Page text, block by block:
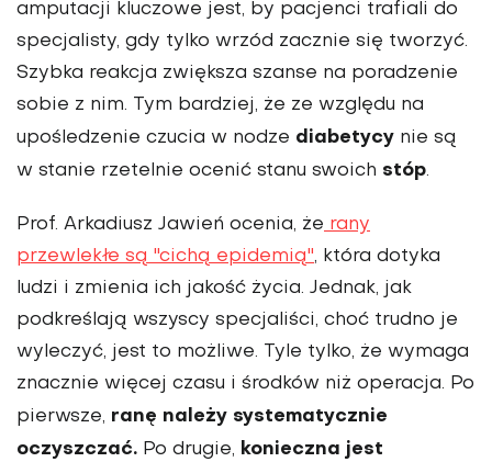
amputacji kluczowe jest, by pacjenci trafiali do
specjalisty, gdy tylko wrzód zacznie się tworzyć.
Szybka reakcja zwiększa szanse na poradzenie
sobie z nim. Tym bardziej, że ze względu na
upośledzenie czucia w nodze diabetycy nie są
w stanie rzetelnie ocenić stanu swoich stóp.
Prof. Arkadiusz Jawień ocenia, że rany
przewlekłe są "cichą epidemią", która dotyka
ludzi i zmienia ich jakość życia. Jednak, jak
podkreślają wszyscy specjaliści, choć trudno je
wyleczyć, jest to możliwe. Tyle tylko, że wymaga
znacznie więcej czasu i środków niż operacja. Po
pierwsze, ranę należy systematycznie
oczyszczać. Po drugie, konieczna jest